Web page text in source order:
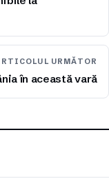
URMĂTOR
în această vară